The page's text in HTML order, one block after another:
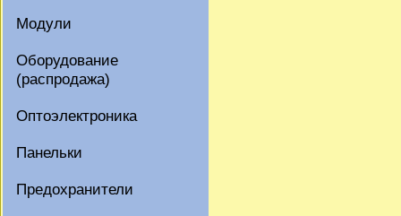
Модули
Оборудование
(распродажа)
Оптоэлектроника
Панельки
Предохранители